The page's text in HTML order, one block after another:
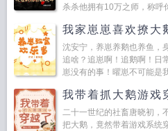
杀杀他拥有10万之师，称呼
我家崽崽喜欢撩大
沈安宁，养崽养鹅也养鱼，
追啥？追崽啊！追鹅啊！日
崽没有的事！曜崽不可能是
我带着抓大鹅游戏
二十一世纪的社畜唐晓初，
把大鹅，竟然带着游戏系统